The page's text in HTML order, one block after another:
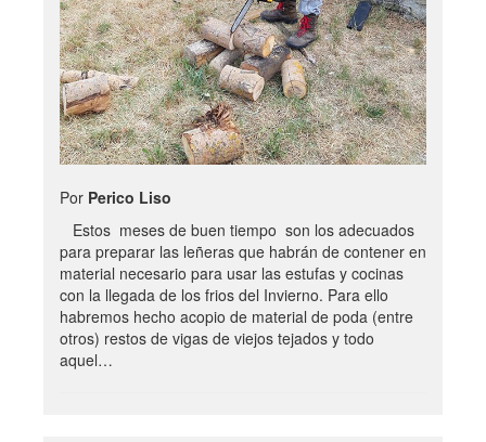
Por Perico Liso
Estos meses de buen tiempo son los adecuados
para preparar las leñeras que habrán de contener en
material necesario para usar las estufas y cocinas
con la llegada de los frios del Invierno. Para ello
habremos hecho acopio de material de poda (entre
otros) restos de vigas de viejos tejados y todo
aquel…